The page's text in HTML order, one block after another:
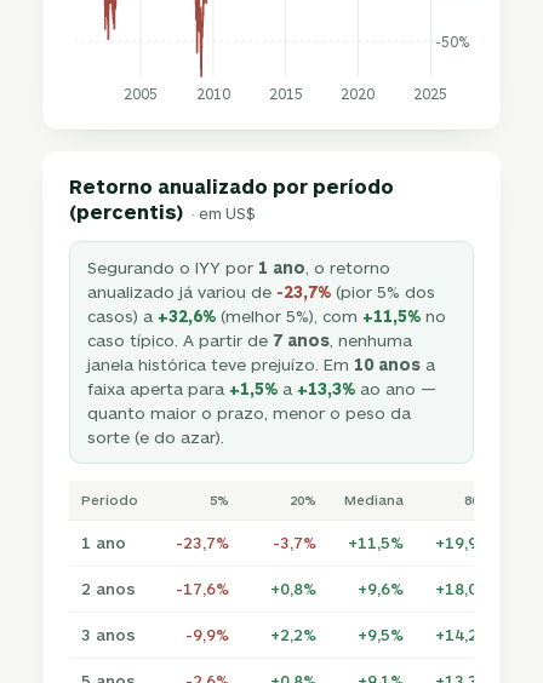
-50%
2005 2010 2015 2020 2025
Retorno anualizado por período
(percentis) · em US$
Segurando o IYY por 1 ano , o retorno
anualizado já variou de -23,7% (pior 5% dos
casos) a +32,6% (melhor 5%), com +11,5% no
caso típico. A partir de 7 anos , nenhuma
janela histórica teve prejuízo. Em 10 anos a
faixa aperta para +1,5% a +13,3% ao ano —
quanto maior o prazo, menor o peso da
sorte (e do azar).
Período 5% 20% Mediana 80%
1 ano -23,7% -3,7% +11,5% +19,9%
2 anos -17,6% +0,8% +9,6% +18,0%
3 anos -9,9% +2,2% +9,5% +14,2%